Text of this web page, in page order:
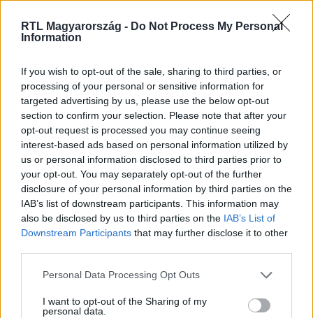
RTL Magyarország - Do Not Process My Personal
Information
If you wish to opt-out of the sale, sharing to third parties, or
processing of your personal or sensitive information for
targeted advertising by us, please use the below opt-out
section to confirm your selection. Please note that after your
opt-out request is processed you may continue seeing
interest-based ads based on personal information utilized by
us or personal information disclosed to third parties prior to
your opt-out. You may separately opt-out of the further
disclosure of your personal information by third parties on the
IAB’s list of downstream participants. This information may
also be disclosed by us to third parties on the IAB’s List of
Downstream Participants that may further disclose it to other
Please note that this website/app uses one or more Google
not limited to your visit or usage behaviour. You may click to
grant or deny consent to Google and its third-party tags to
Personal Data Processing Opt Outs
I want to opt-out of the Sharing of my
personal data.
Itt állítsd be, hogy az RTL.hu az elsők között
legyen a Google-találatokban!
Kövess minket, és értesülj a friss hírekről a
Facebookon is!
Követem